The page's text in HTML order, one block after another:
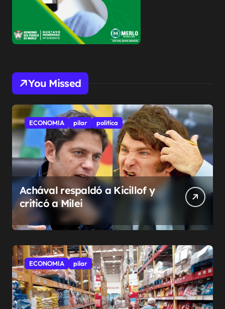
You Missed
ECONOMIA pilar politíca
Achával respaldó a Kicillof y
criticó a Milei
ECONOMIA pilar